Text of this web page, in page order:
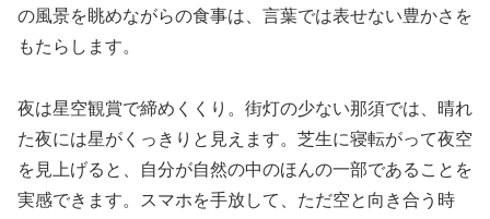
の風景を眺めながらの食事は、言葉では表せない豊かさを
もたらします。
夜は星空観賞で締めくくり。街灯の少ない那須では、晴れ
た夜には星がくっきりと見えます。芝生に寝転がって夜空
を見上げると、自分が自然の中のほんの一部であることを
実感できます。スマホを手放して、ただ空と向き合う時